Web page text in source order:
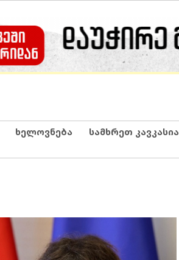
ხელოვნება სამხრეთ კავკასია